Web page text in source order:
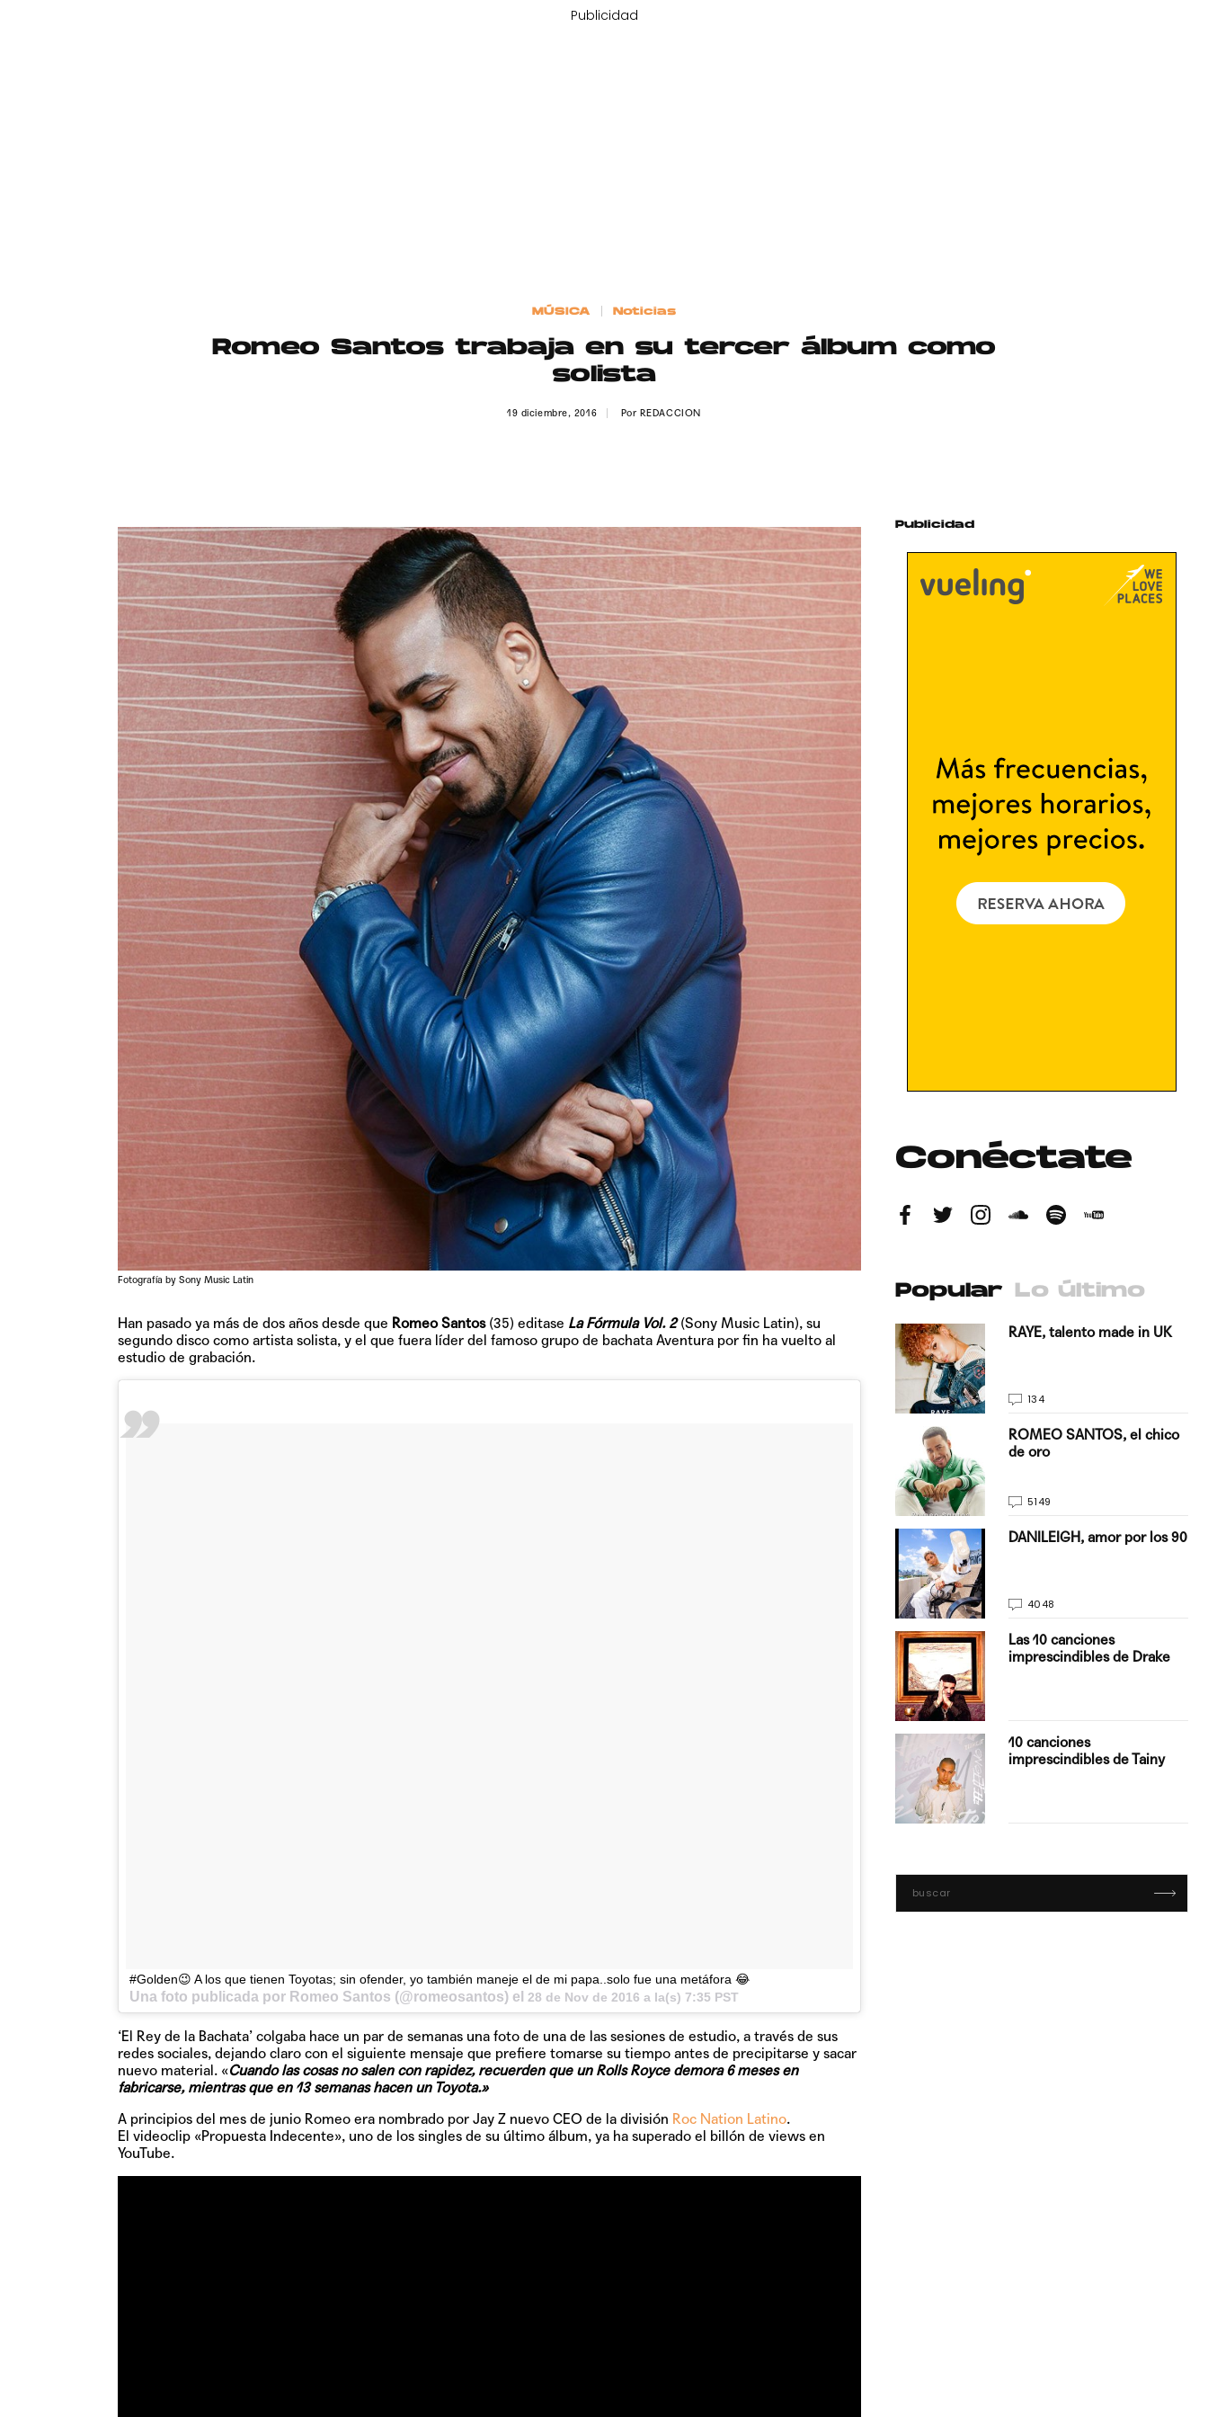
Publicidad
MÚSICA Noticias
Romeo Santos trabaja en su tercer álbum como
solista
19 diciembre, 2016 Por REDACCION
Fotografía by Sony Music Latin
Han pasado ya más de dos años desde que Romeo Santos(35) editase La Fórmula Vol. 2(Sony Music Latin), su
segundo disco como artista solista, y el que fuera líder del famoso grupo de bachata Aventura por fin ha vuelto al
estudio de grabación.
#Golden😉 A los que tienen Toyotas; sin ofender, yo también maneje el de mi papa..solo fue una metáfora 😂
Una foto publicada por Romeo Santos (@romeosantos) el 28 de Nov de 2016 a la(s) 7:35 PST
‘El Rey de la Bachata’ colgaba hace un par de semanas una foto de una de las sesiones de estudio, a través de sus
redes sociales, dejando claro con el siguiente mensaje que prefiere tomarse su tiempo antes de precipitarse y sacar
nuevo material. «Cuando las cosas no salen con rapidez, recuerden que un Rolls Royce demora 6 meses en
fabricarse, mientras que en 13 semanas hacen un Toyota.»
A principios del mes de junio Romeo era nombrado por Jay Z nuevo CEO de la división Roc Nation Latino.
El videoclip «Propuesta Indecente», uno de los singles de su último álbum, ya ha superado el billón de views en
YouTube.
Publicidad
Conéctate
Popular Lo último
TAINY, adelantado a su
tiempo
RAYE, talento made in UK
134
ROMEO SANTOS, el chico
de oro
5149
DANILEIGH, amor por los 90
4048
Las 10 canciones
imprescindibles de Drake
10 canciones
imprescindibles de Tainy